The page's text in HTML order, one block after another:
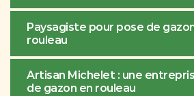
Paysagiste pour pose de
rouleau
Artisan Michelet : une
de gazon en rouleau